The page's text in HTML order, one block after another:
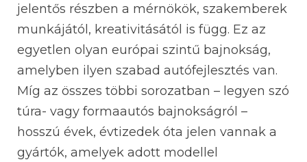
jelentős részben a mérnökök, szakemberek
munkájától, kreativitásától is függ. Ez az
egyetlen olyan európai szintű bajnokság,
amelyben ilyen szabad autófejlesztés van.
Míg az összes többi sorozatban – legyen szó
túra- vagy formaautós bajnokságról –
hosszú évek, évtizedek óta jelen vannak a
gyártók, amelyek adott modellel